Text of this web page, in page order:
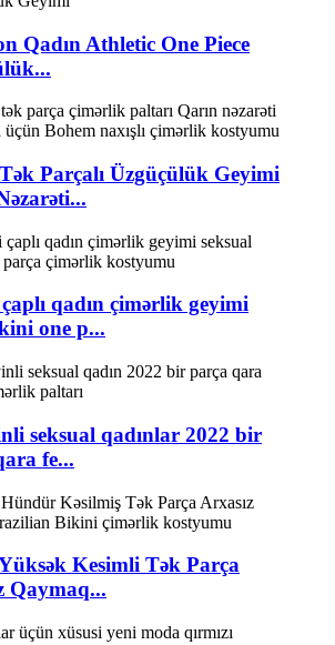
Qadın Athletic One Piece
Parçalı Üzgüçülük Geyimi
qadın çimərlik geyimi
one p...
seksual qadınlar 2022 bir
fe...
Kesimli Tək Parça
Qaymaq...